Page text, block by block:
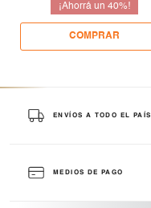
40
ENVÍOS A TODO EL PAÍS
MEDIOS DE PAGO